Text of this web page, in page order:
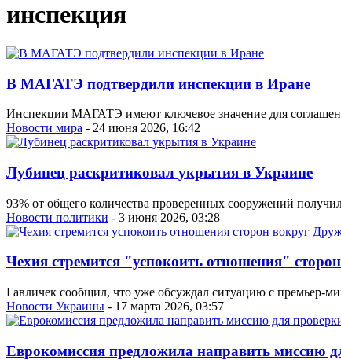
инспекция
В МАГАТЭ подтвердили инспекции в Иране
Инспекции МАГАТЭ имеют ключевое значение для
Новости мира - 24 июня 2026, 16:42
Лубинец раскритиковал укрытия в Украине
93% от общего количества проверенных сооружений
Новости политики - 3 июня 2026, 03:28
Чехия стремится "успокоить отношения"
Гавличек сообщил, что уже обсуждал ситуацию с премьер-
Новости Украины - 17 марта 2026, 03:57
Еврокомиссия предложила направить миссию